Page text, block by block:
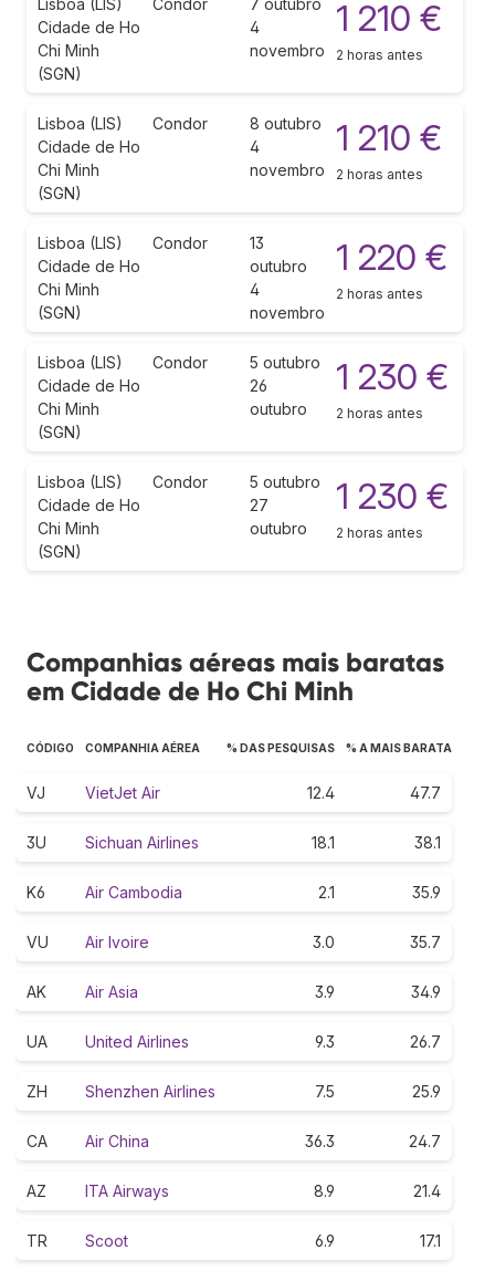
Cidade de Ho
Chi Minh
(SGN)
4
novembro
1 210 €
2 horas antes
Lisboa (LIS)
Cidade de Ho
Chi Minh
(SGN)
Condor
8 outubro
4
novembro
1 210 €
2 horas antes
Lisboa (LIS)
Cidade de Ho
Chi Minh
(SGN)
Condor
13
outubro
4
novembro
1 220 €
2 horas antes
Lisboa (LIS)
Cidade de Ho
Chi Minh
(SGN)
Condor
5 outubro
26
outubro
1 230 €
2 horas antes
Lisboa (LIS)
Cidade de Ho
Chi Minh
(SGN)
Condor
5 outubro
27
outubro
1 230 €
2 horas antes
Companhias aéreas mais baratas
em Cidade de Ho Chi Minh
CÓDIGO COMPANHIA AÉREA % DAS PESQUISAS % A MAIS BARATA
VJ VietJet Air 12.4 47.7
3U Sichuan Airlines 18.1 38.1
K6 Air Cambodia 2.1 35.9
VU Air Ivoire 3.0 35.7
AK Air Asia 3.9 34.9
UA United Airlines 9.3 26.7
ZH Shenzhen Airlines 7.5 25.9
CA Air China 36.3 24.7
AZ ITA Airways 8.9 21.4
TR Scoot 6.9 17.1